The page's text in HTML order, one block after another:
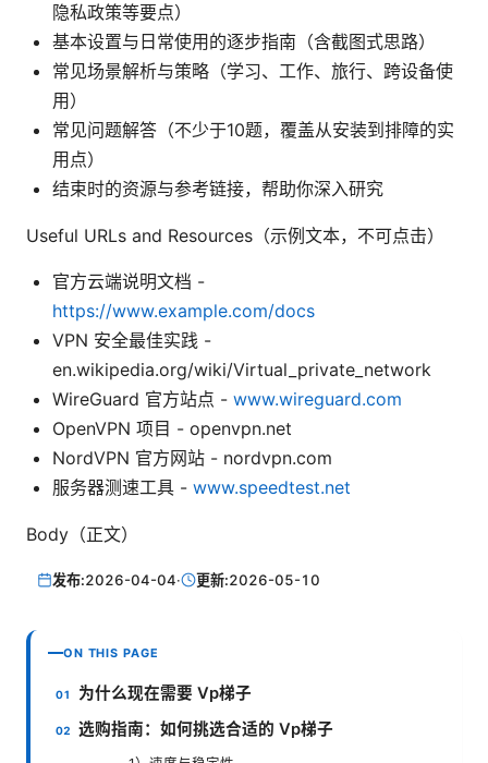
隐私政策等要点）
基本设置与日常使用的逐步指南（含截图式思路）
常见场景解析与策略（学习、工作、旅行、跨设备使
用）
常见问题解答（不少于10题，覆盖从安装到排障的实
用点）
结束时的资源与参考链接，帮助你深入研究
Useful URLs and Resources（示例文本，不可点击）
官方云端说明文档 -
https://www.example.com/docs
VPN 安全最佳实践 -
en.wikipedia.org/wiki/Virtual_private_network
WireGuard 官方站点 - www.wireguard.com
OpenVPN 项目 - openvpn.net
NordVPN 官方网站 - nordvpn.com
服务器测速工具 - www.speedtest.net
Body（正文）
发布:2026-04-04· 更新:2026-05-10
ON THIS PAGE
为什么现在需要 Vp梯子
选购指南：如何挑选合适的 Vp梯子